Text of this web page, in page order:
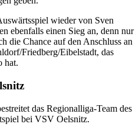
wieder von Sven
ebenfalls einen Sieg an, denn nur
die Chance auf den Anschluss an
Friedberg/Eibelstadt, das
hat.
das Regionalliga-Team des
bei VSV Oelsnitz.